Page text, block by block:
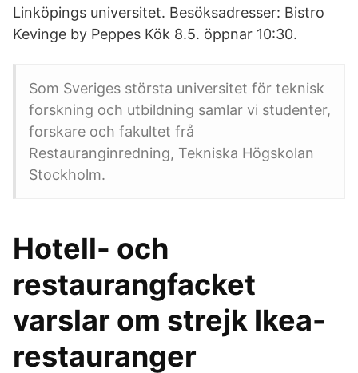
Linköpings universitet. Besöksadresser: Bistro
Kevinge by Peppes Kök 8.5. öppnar 10:30.
Som Sveriges största universitet för teknisk
forskning och utbildning samlar vi studenter,
forskare och fakultet frå
Restauranginredning, Tekniska Högskolan
Stockholm.
Hotell- och
restaurangfacket
varslar om strejk Ikea-
restauranger